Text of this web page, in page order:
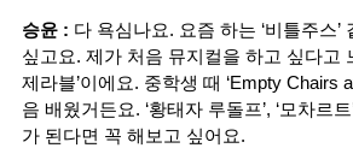
승윤 : 다 욕심나요. 요즘 하는 ‘비틀주스’
싶고요. 제가 처음 뮤지컬을 하고 싶다고
제라블’이에요. 중학생 때 ‘Empty Chairs
음 배웠거든요. ‘황태자 루돌프’, ‘모차르
가 된다면 꼭 해보고 싶어요.